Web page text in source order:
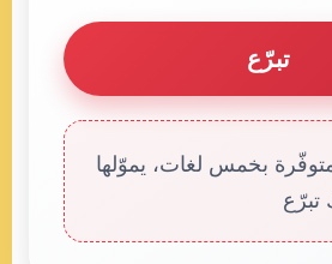
تبرّع
بخمس لغات، يموّلها
تبرّع